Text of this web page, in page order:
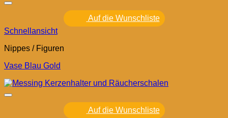
Auf die Wunschliste
Schnellansicht
Nippes / Figuren
Vase Blau Gold
Auf die Wunschliste